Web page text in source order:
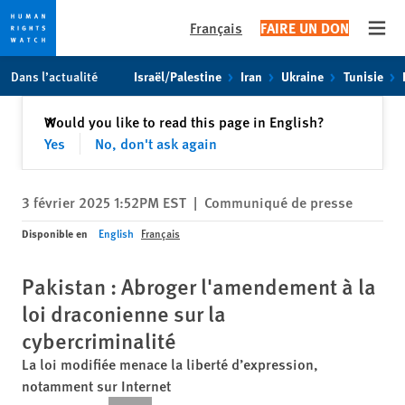
toto
content
Français FAIRE UN DON
Dans l’actualité Israël/Palestine Iran Ukraine Tunisie
Would you like to read this page in English?
Yes
No, don't ask again
✕Fermer
3 février 2025 1:52PM EST | Communiqué de presse
Disponible en English Français
Pakistan : Abroger l'amendement à la
loi draconienne sur la
cybercriminalité
La loi modifiée menace la liberté d’expression,
notamment sur Internet